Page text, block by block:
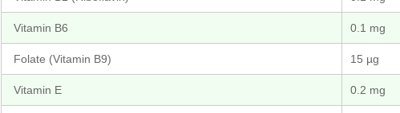
Vitamin B6 0.1 mg
Folate (Vitamin B9) 15 µg
Vitamin E 0.2 mg